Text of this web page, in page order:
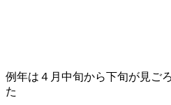
例年は４月中旬から下旬が見ご
た